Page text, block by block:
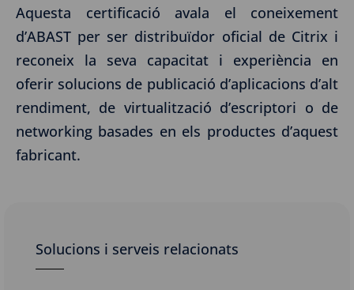
Aquesta certificació avala el coneixement
d’ABAST per ser distribuïdor oficial de Citrix i
reconeix la seva capacitat i experiència en
oferir solucions de publicació d’aplicacions d’alt
rendiment, de virtualització d’escriptori o de
networking basades en els productes d’aquest
fabricant.
Solucions i serveis relacionats